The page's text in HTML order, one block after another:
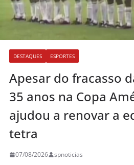
DESTAQUES ESPORTES
Apesar do fracasso
35 anos na Copa
ajudou a renovar a
tetra
07/08/2026 spnoticias